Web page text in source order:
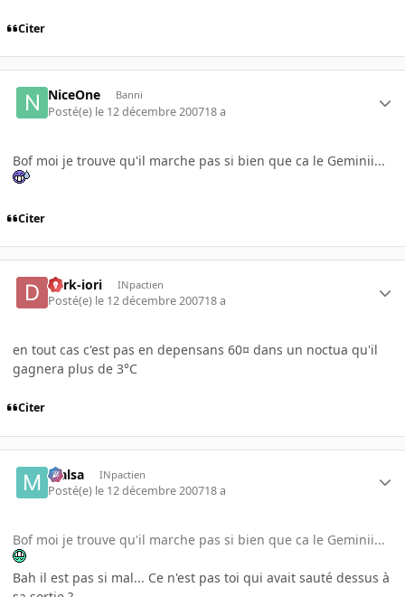
Citer
NiceOne Banni
Posté(e) le 12 décembre 200718 a
Bof moi je trouve qu'il marche pas si bien que ca le Geminii...
Citer
dark-iori INpactien
Posté(e) le 12 décembre 200718 a
en tout cas c'est pas en depensans 60¤ dans un noctua qu'il
gagnera plus de 3°C
Citer
Malsa INpactien
Posté(e) le 12 décembre 200718 a
Bof moi je trouve qu'il marche pas si bien que ca le Geminii...
Bah il est pas si mal... Ce n'est pas toi qui avait sauté dessus à